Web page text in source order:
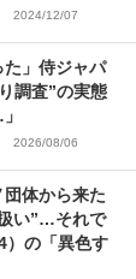
2024/12/07
た」侍ジャパ
調査”の実態
2026/08/06
団体から来た
い”…それで
）の「異色す